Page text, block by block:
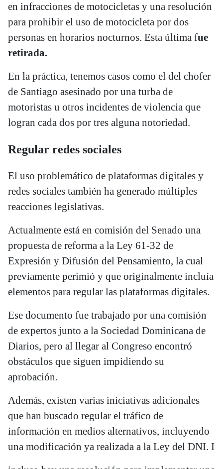
en infracciones de motocicletas y una resolución
para prohibir el uso de motocicleta por dos
personas en horarios nocturnos. Esta última fue
retirada.
En la práctica, tenemos casos como el del chofer
de Santiago asesinado por una turba de
motoristas u otros incidentes de violencia que
logran cada dos por tres alguna notoriedad.
Regular redes sociales
El uso problemático de plataformas digitales y
redes sociales también ha generado múltiples
reacciones legislativas.
Actualmente está en comisión del Senado una
propuesta de reforma a la Ley 61-32 de
Expresión y Difusión del Pensamiento, la cual
previamente perimió y que originalmente incluía
elementos para regular las plataformas digitales.
Ese documento fue trabajado por una comisión
de expertos junto a la Sociedad Dominicana de
Diarios, pero al llegar al Congreso encontró
obstáculos que siguen impidiendo su
aprobación.
Además, existen varias iniciativas adicionales
que han buscado regular el tráfico de
información en medios alternativos, incluyendo
una modificación ya realizada a la Ley del DNI. I